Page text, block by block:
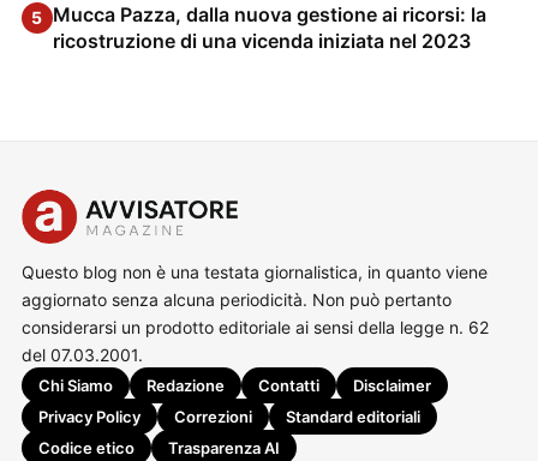
5 Mucca Pazza, dalla nuova gestione ai ricorsi: la
ricostruzione di una vicenda iniziata nel 2023
Questo blog non è una testata giornalistica, in quanto viene
aggiornato senza alcuna periodicità. Non può pertanto
considerarsi un prodotto editoriale ai sensi della legge n. 62
del 07.03.2001.
Chi Siamo Redazione Contatti
Disclaimer
Privacy Policy
Correzioni
Standard editoriali
Codice etico
Trasparenza AI